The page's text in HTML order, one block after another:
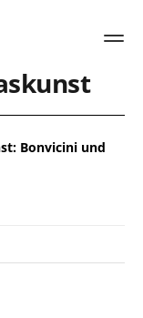
Bonvicini und